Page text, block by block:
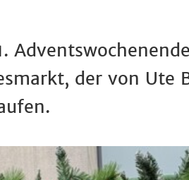
der von Ute